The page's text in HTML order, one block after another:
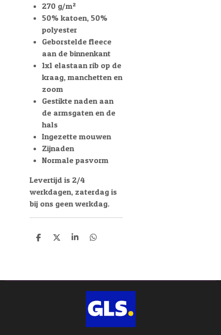
270 g/m²
50% katoen, 50%
polyester
Geborstelde fleece
aan de binnenkant
1x1 elastaan rib op de
kraag, manchetten en
zoom
Gestikte naden aan
de armsgaten en de
hals
Ingezette mouwen
Zijnaden
Normale pasvorm
Levertijd is 2/4
werkdagen, zaterdag is
bij ons geen werkdag.
D
D
S
D